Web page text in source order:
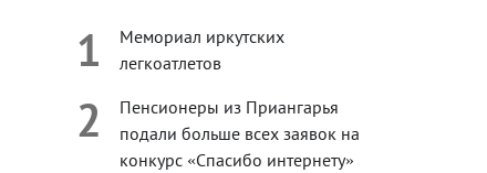
1
Мемориал иркутских
легкоатлетов
2
Пенсионеры из Приангарья
подали больше всех заявок на
конкурс «Спасибо интернету»